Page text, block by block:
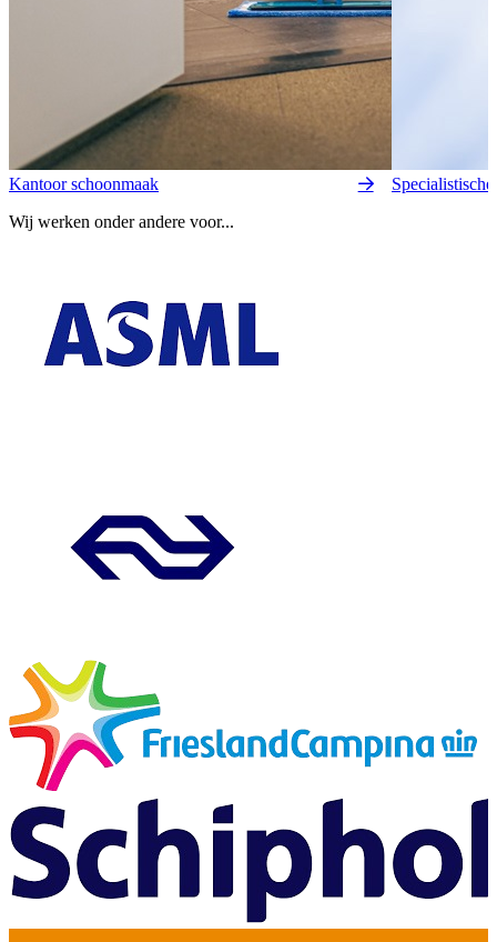
Kantoor schoonmaak
Wij werken onder andere voor...